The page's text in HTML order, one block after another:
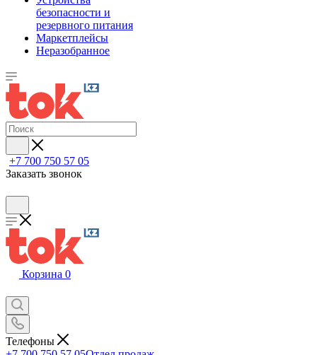
безопасности и
резервного питания
Маркетплейсы
Неразобранное
+7 700 750 57 05
Заказать звонок
Корзина 0
Телефоны